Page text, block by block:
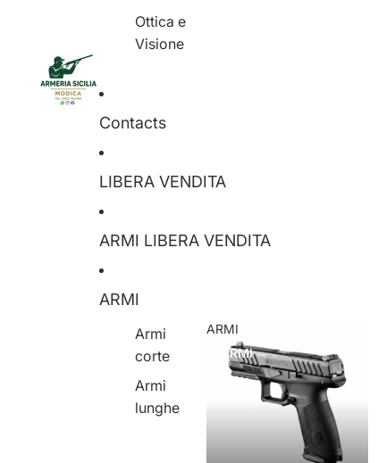
Ottica e
Visione
Contacts
LIBERA VENDITA
ARMI LIBERA VENDITA
ARMI
Armi
corte
Armi
lunghe
ARMI
ARMI